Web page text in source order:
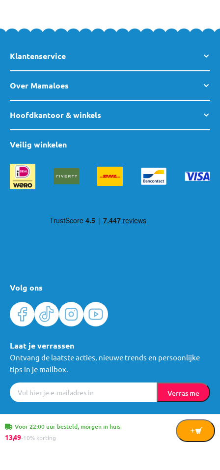
Voor 22:00 uur besteld, morgen in huis
13,49-10% korting
In
Klantenservice
Over Mamaloes
Hoofdkantoor & winkels
Volg ons
Veilig winkelen
Laat je verrassen
Ontvang de laatste acties, nieuwe trends en persoonlijke
tips in je mailbox.
Verras me
Algemene voorwaarden Privacy © Mama Loes & Kids B.V.